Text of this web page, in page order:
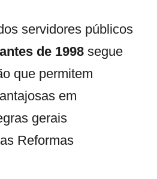
servidores públicos
antes de 1998 segue
que permitem
em
gerais
Reformas